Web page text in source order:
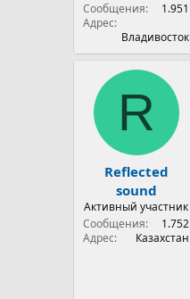
Сообщения
1.951
Адрес
Владивосток
R
Reflected
sound
Активный участник
Сообщения
1.752
Адрес
Казахстан